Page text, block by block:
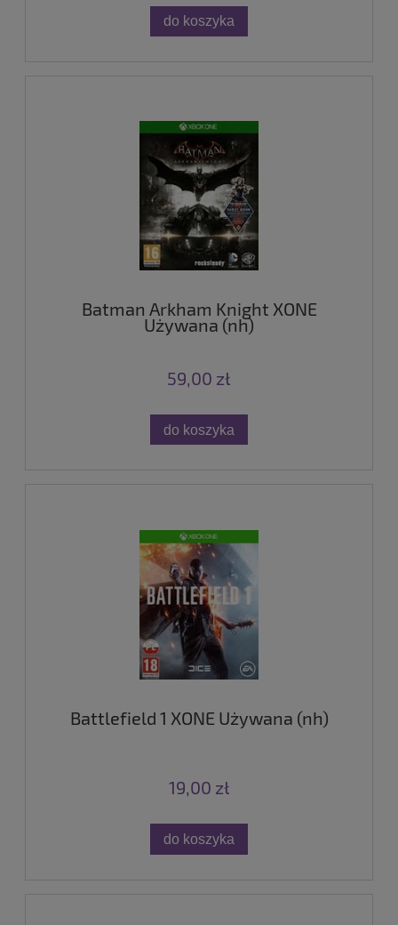
do koszyka
Batman Arkham Knight XONE
Używana (nh)
59,00 zł
do koszyka
Battlefield 1 XONE Używana (nh)
19,00 zł
do koszyka